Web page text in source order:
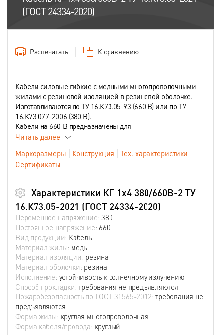
(ГОСТ 24334-2020)
Распечатать К сравнению
Кабели силовые гибкие с медными многопроволочными
жилами с резиновой изоляцией в резиновой оболочке.
Изготавливаются по ТУ 16.К73.05-93 (660 В) или по ТУ
16.К73.077-2006 (380 В).
Кабели на 660 В предназначены для
Читать далее
Маркоразмеры
Конструкция
Тех. характеристики
Сертификаты
Характеристики КГ 1х4 380/660В-2 ТУ
16.К73.05-2021 (ГОСТ 24334-2020)
Переменное напряжение:380
Постоянное напряжение: 660
Вид продукции: Кабель
Материал жилы: медь
Материал изоляции: резина
Материал оболочки: резина
Исполнение: устойчивость к солнечному излучению
Способ прокладки:требования не предъявляются
Пожаробезопасность по ГОСТ 31565-2012:требования не
предъявляются
Форма жилы: круглая многопроволочная
Форма кабеля/провода: круглый